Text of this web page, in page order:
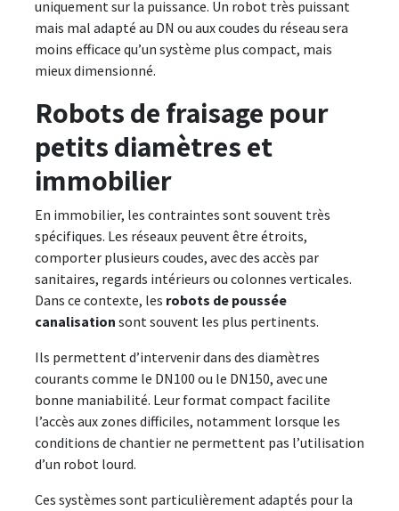
uniquement sur la puissance. Un robot très puissant
mais mal adapté au DN ou aux coudes du réseau sera
moins efficace qu’un système plus compact, mais
mieux dimensionné.
Robots de fraisage pour
petits diamètres et
immobilier
En immobilier, les contraintes sont souvent très
spécifiques. Les réseaux peuvent être étroits,
comporter plusieurs coudes, avec des accès par
sanitaires, regards intérieurs ou colonnes verticales.
Dans ce contexte, les robots de poussée
canalisation sont souvent les plus pertinents.
Ils permettent d’intervenir dans des diamètres
courants comme le DN100 ou le DN150, avec une
bonne maniabilité. Leur format compact facilite
l’accès aux zones difficiles, notamment lorsque les
conditions de chantier ne permettent pas l’utilisation
d’un robot lourd.
Ces systèmes sont particulièrement adaptés pour la